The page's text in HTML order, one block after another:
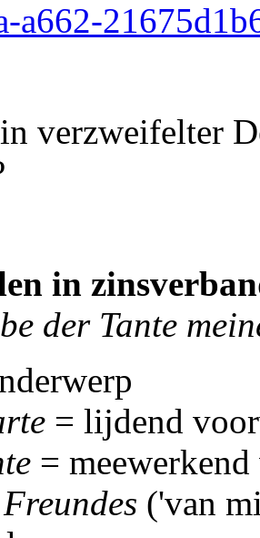
a662-
verzweifelter
in
der Tante
= lijdend
=
('van